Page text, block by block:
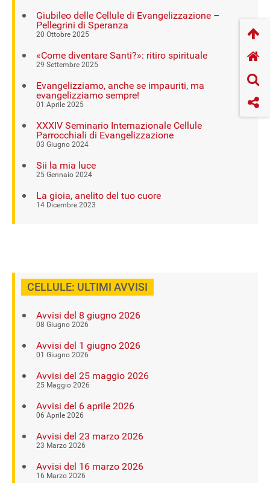
Giubileo delle Cellule di Evangelizzazione –
Pellegrini di Speranza
20 Ottobre 2025
«Come diventare Santi?»: ritiro spirituale
29 Settembre 2025
Evangelizziamo, anche se impauriti, ma
evangelizziamo sempre!
01 Aprile 2025
XXXIV Seminario Internazionale Cellule
Parrocchiali di Evangelizzazione
03 Giugno 2024
Sii la mia luce
25 Gennaio 2024
La gioia, anelito del tuo cuore
14 Dicembre 2023
CELLULE: ULTIMI AVVISI
Avvisi del 8 giugno 2026
08 Giugno 2026
Avvisi del 1 giugno 2026
01 Giugno 2026
Avvisi del 25 maggio 2026
25 Maggio 2026
Avvisi del 6 aprile 2026
06 Aprile 2026
Avvisi del 23 marzo 2026
23 Marzo 2026
Avvisi del 16 marzo 2026
16 Marzo 2026